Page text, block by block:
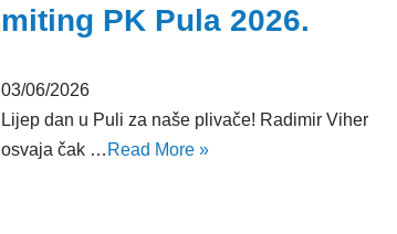
miting PK Pula 2026.
03/06/2026
Lijep dan u Puli za naše plivače! Radimir Viher
osvaja čak … Read More »